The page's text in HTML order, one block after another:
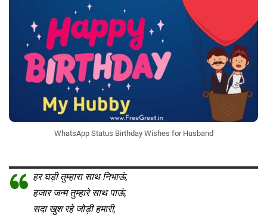
WhatsApp Status Birthday Wishes for Husband
हर घड़ी तुम्हारा साथ निभाऊं,
हजार जन्म तुम्हारे साथ पाऊं,
सदा खुश रहे जोड़ी हमारी,